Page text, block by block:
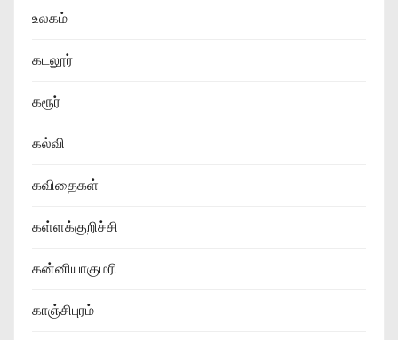
உலகம்
கடலூர்
கரூர்
கல்வி
கவிதைகள்
கள்ளக்குறிச்சி
கன்னியாகுமரி
காஞ்சிபுரம்